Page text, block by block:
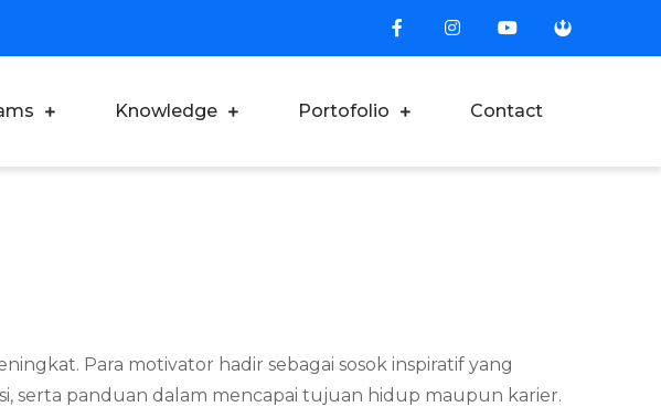
Indonesia
Knowledge Portofolio Contact
Para motivator hadir sebagai sosok inspiratif yang
serta panduan dalam mencapai tujuan hidup maupun karier.